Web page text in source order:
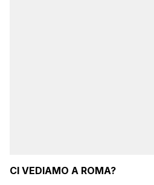
CI VEDIAMO A ROMA?